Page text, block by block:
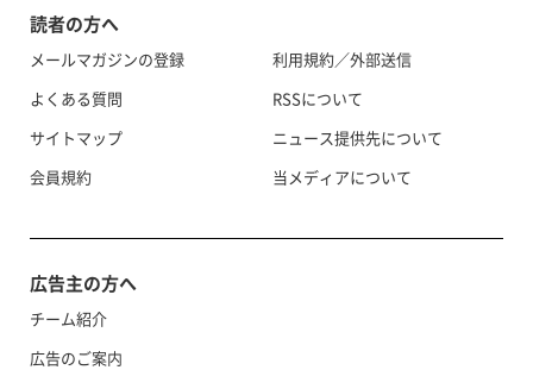
読者の方へ
メールマガジンの登録
よくある質問
サイトマップ
会員規約
利用規約／外部送信
RSSについて
ニュース提供先について
当メディアについて
広告主の方へ
チーム紹介
広告のご案内